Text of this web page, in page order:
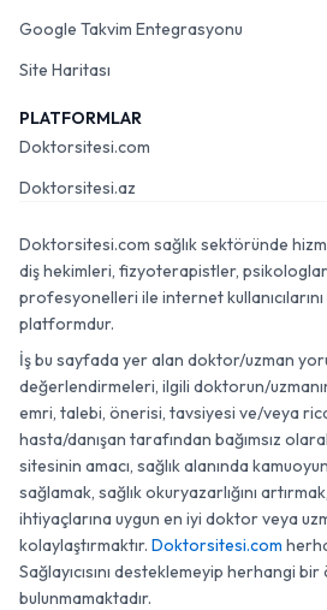
Google Takvim Entegrasyonu
Site Haritası
PLATFORMLAR
Doktorsitesi.com
Doktorsitesi.az
Doktorsitesi.com sağlık sektöründe
diş hekimleri, fizyoterapistler, psikologlar
profesyonelleri ile internet kullanıcılarını
platformdur.
İş bu sayfada yer alan doktor/uzman
değerlendirmeleri, ilgili doktorun/
emri, talebi, önerisi, tavsiyesi ve/veya
hasta/danışan tarafından bağımsız
sitesinin amacı, sağlık alanında
sağlamak, sağlık okuryazarlığını
ihtiyaçlarına uygun en iyi doktor veya
kolaylaştırmaktır. Doktorsitesi.com
Sağlayıcısını desteklemeyip herhangi
bulunmamaktadır.